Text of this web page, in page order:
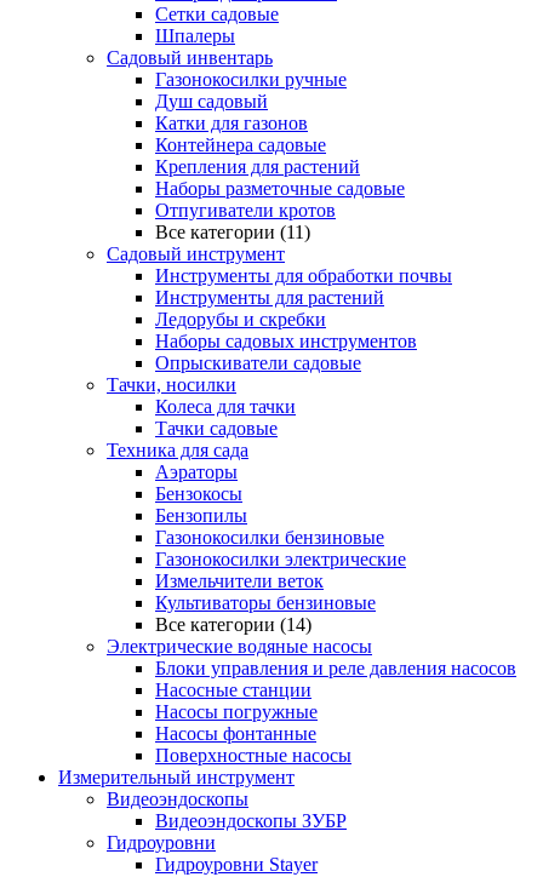
Сетки садовые
Шпалеры
Садовый инвентарь
Газонокосилки ручные
Душ садовый
Катки для газонов
Контейнера садовые
Крепления для растений
Наборы разметочные садовые
Отпугиватели кротов
Все категории (11)
Садовый инструмент
Инструменты для обработки почвы
Инструменты для растений
Ледорубы и скребки
Наборы садовых инструментов
Опрыскиватели садовые
Тачки, носилки
Колеса для тачки
Тачки садовые
Техника для сада
Аэраторы
Бензокосы
Бензопилы
Газонокосилки бензиновые
Газонокосилки электрические
Измельчители веток
Культиваторы бензиновые
Все категории (14)
Электрические водяные насосы
Блоки управления и реле давления насосов
Насосные станции
Насосы погружные
Насосы фонтанные
Поверхностные насосы
Измерительный инструмент
Видеоэндоскопы
Видеоэндоскопы ЗУБР
Гидроуровни
Гидроуровни Stayer